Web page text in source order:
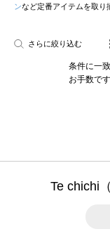
ンなど定番アイテムを取り
さらに絞り込む
条件に一
お手数で
Te chichi